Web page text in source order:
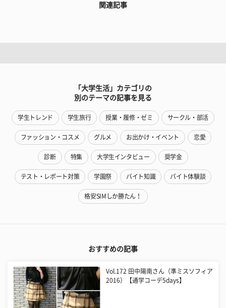
関連記事
「大学生活」カテゴリの
別のテーマの記事を見る
学生トレンド 学生旅行 授業・履修・ゼミ サークル・部活
ファッション・コスメ グルメ お出かけ・イベント 恋愛
診断 特集 大学生インタビュー 奨学金
テスト・レポート対策 学園祭 バイト知識 バイト体験談
格安SIMしか勝たん！
おすすめの記事
Vol.172 田中陽南さん（準ミスソフィア
2016）【通学コーデ5days】